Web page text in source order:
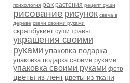
психология рак растения рецепт суши
рисование рисунок свеча в
дереве свечи своими руками
скрапбукинг суши травы
украшения своими
руками упаковка подарка
упаковка подарка своими руками
упаковка своими руками фетр
цветы из лент цветы из ткани